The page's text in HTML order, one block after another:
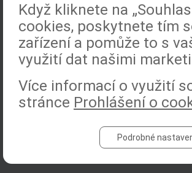
Když kliknete na
cookies, poskytnete tím
zařízení a pomůže to s
využití dat našimi
Více informací o využití
stránce Prohlášení o
Podrobné